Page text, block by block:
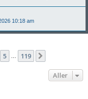
10:18 am
5 119
Aller